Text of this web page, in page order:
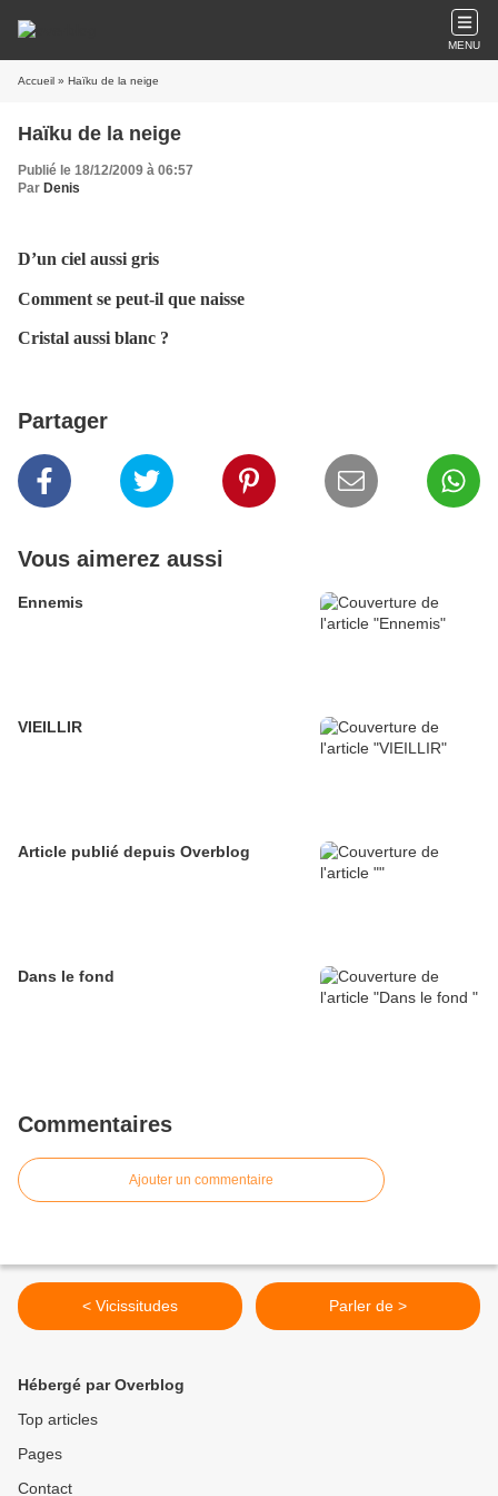
MENU
Accueil » Haïku de la neige
Haïku de la neige
Publié le 18/12/2009 à 06:57
Par Denis
D’un ciel aussi gris
Comment se peut-il que naisse
Cristal aussi blanc ?
Partager
Vous aimerez aussi
Ennemis
VIEILLIR
Article publié depuis Overblog
Dans le fond
Commentaires
Ajouter un commentaire
< Vicissitudes Parler de >
Hébergé par Overblog
Top articles
Pages
Contact